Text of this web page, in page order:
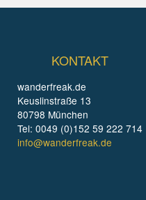
KONTAKT
wanderfreak.de
Keuslinstraße 13
80798 München
Tel: 0049 (0)152 59 222 714
info@wanderfreak.de